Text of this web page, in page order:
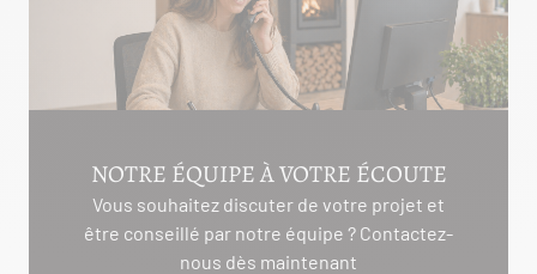
06.75.81.17.48
ALIVAL ENERGIES
NOTRE ÉQUIPE À VOTRE ÉCOUTE
Vous souhaitez discuter de votre projet et
être conseillé par notre équipe ? Contactez-
nous dès maintenant